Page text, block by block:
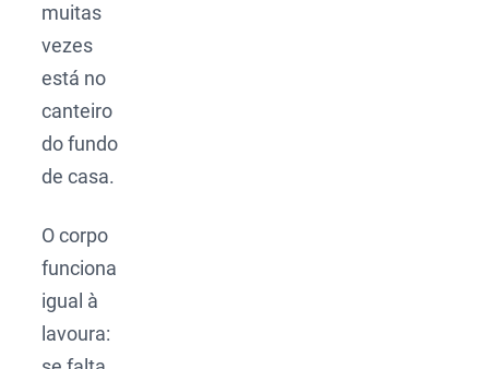
muitas
vezes
está no
canteiro
do fundo
de casa.
O corpo
funciona
igual à
lavoura: